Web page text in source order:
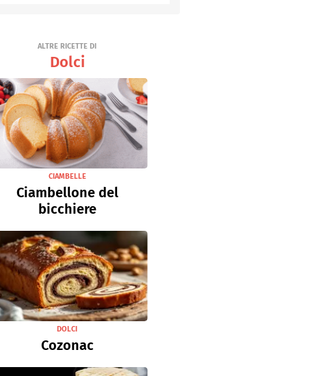
ALTRE RICETTE DI
Dolci
CIAMBELLE
Ciambellone del
bicchiere
DOLCI
Cozonac